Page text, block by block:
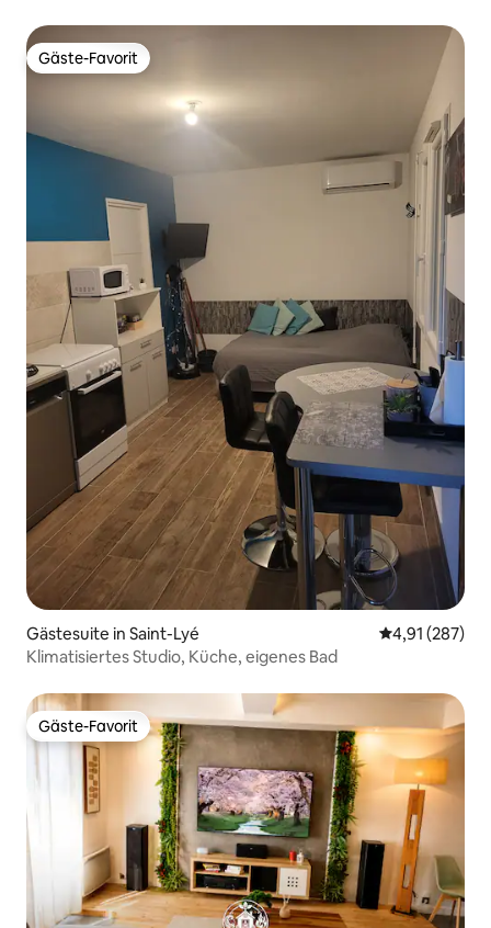
Gäste-Favorit
Gäste-Favorit
Gästesuite in Saint-Lyé
4,91 (287)
Klimatisiertes Studio, Küche, eigenes Bad
Gäste-Favorit
Gäste-Favorit